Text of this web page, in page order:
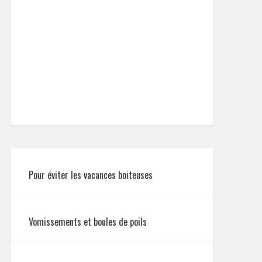
Pour éviter les vacances boiteuses
Vomissements et boules de poils